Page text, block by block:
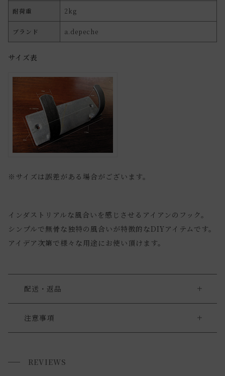
耐荷重 2kg
ブランド a.depeche
サイズ表
※サイズは誤差がある場合がございます。
インダストリアルな風合いを感じさせるアイアンのフック。
シンプルで無骨な独特の風合いが特徴的なDIYアイテムです。
アイデア次第で様々な用途にお使い頂けます。
配送・返品
送料について
小型商品は、11,000円(税込)以上のお買い上げで
注意事項
・あえて溶接跡等を残しています。
REVIEWS